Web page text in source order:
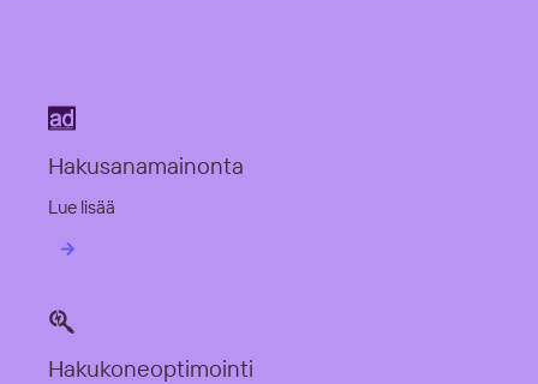
Hakusanamainonta
Lue lisää
Hakukoneoptimointi